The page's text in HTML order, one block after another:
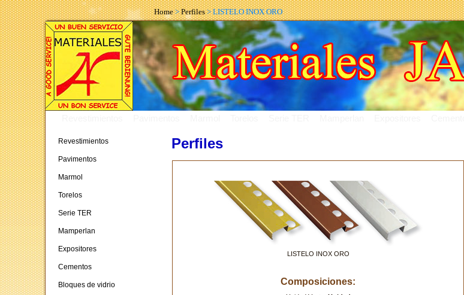
Home>Perfiles> LISTELO INOX ORO
Revestimientos
Pavimentos
Marmol
Torelos
Serie TER
Mamperlan
Expositores
Cementos
Bloques de vidrio
Perfiles
LISTELO INOX ORO
Composiciones: